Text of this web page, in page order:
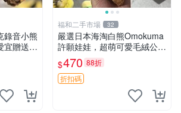
錄音小熊
宜贈送掛
贈品
福和二手市場 32
嚴選日本海淘白熊Omokuma
許願娃娃，超萌可愛毛絨公仔
推薦收藏 白熊 Omokuma 毛
絨玩具 偽裝娃娃 玩具擺飾
$470 88折
折扣碼